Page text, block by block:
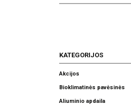
KATEGORIJOS
Akcijos
Bioklimatinės pavėsinės
Aliuminio apdaila